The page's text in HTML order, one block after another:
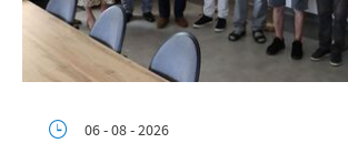
06 - 08 - 2026